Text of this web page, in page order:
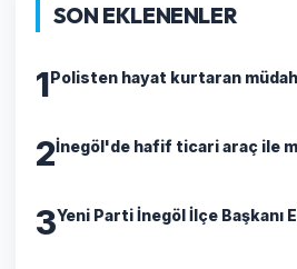
SON EKLENENLER
1Polisten hayat kurtaran
2İnegöl'de hafif ticari araç ile
3Yeni Parti İnegöl İlçe Başkanı